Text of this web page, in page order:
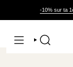
-10% sur ta
RECHERCHE